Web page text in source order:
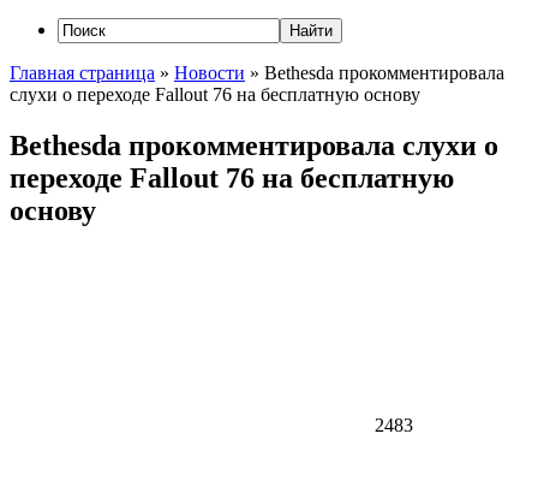
Главная страница » Новости » Bethesda прокомментировала
слухи о переходе Fallout 76 на бесплатную основу
Bethesda прокомментировала слухи о
переходе Fallout 76 на бесплатную
основу
2483